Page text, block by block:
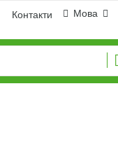
Мова
Контакти